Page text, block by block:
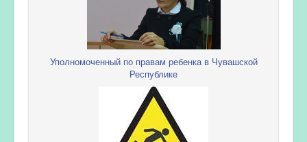
Уполномоченный по правам ребенка в Чувашской
Республике